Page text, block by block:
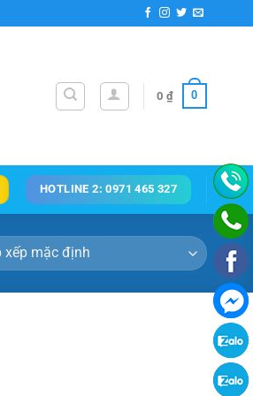
0 ₫ 0
HOTLINE 2: 0971 465 327